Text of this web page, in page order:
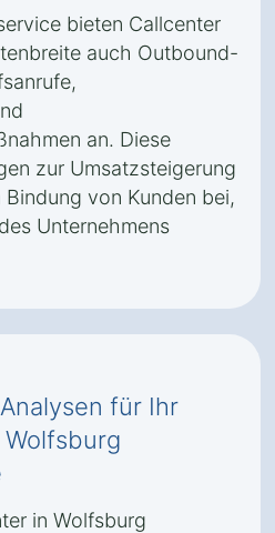
bieten Callcenter
auch Outbound-
an. Diese
zur Umsatzsteigerung
von Kunden bei,
Unternehmens
für Ihr
in Wolfsburg